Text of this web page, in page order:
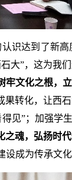
识达到了新
大”，这为我
牢文化之根，
转化，让西
见”；加强学
之魂，弘扬时代
成为传承文